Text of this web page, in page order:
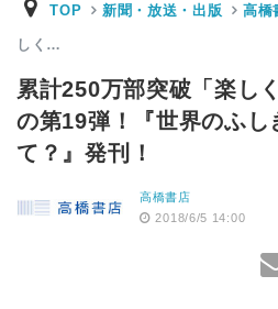
TOP 新聞・放送・出版 高橋
しく…
累計250万部突破「楽し
の第19弾！『世界のふ
て？』発刊！
高橋書店
2018/6/5 14:00